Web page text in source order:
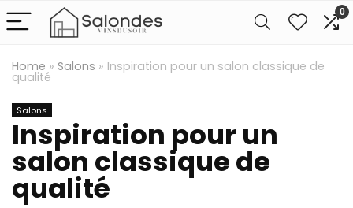
0
Home » Salons » Inspiration pour un salon classique de
qualité
Salons
Inspiration pour un
salon classique de
qualité